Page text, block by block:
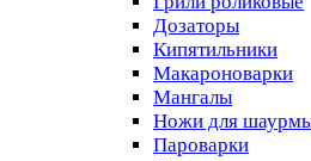
Дозаторы
Кипятильники
Макароноварки
Мангалы
Ножи для
Пароварки